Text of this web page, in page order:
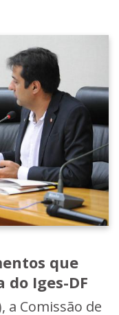
que
Iges-DF
a Comissão de